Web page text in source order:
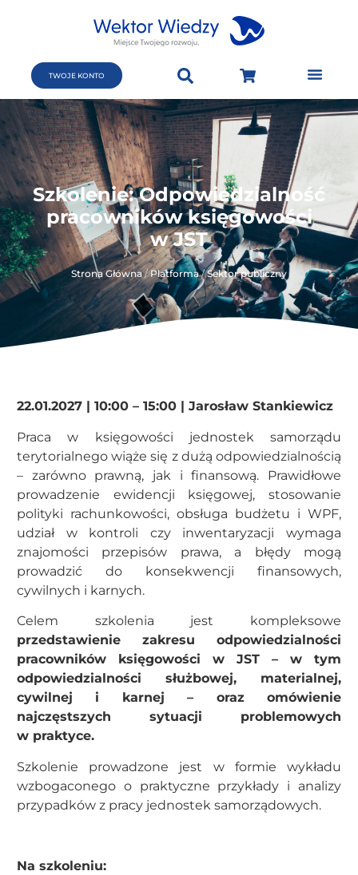
TWOJE KONTO
Szkolenie: Odpowiedzialność
pracowników księgowości
w JST
Strona Główna/Platforma/Sektor publiczny
22.01.2027 | 10:00 – 15:00 | Jarosław Stankiewicz
Praca w księgowości jednostek samorządu
terytorialnego wiąże się z dużą odpowiedzialnością
– zarówno prawną, jak i finansową. Prawidłowe
prowadzenie ewidencji księgowej, stosowanie
polityki rachunkowości, obsługa budżetu i WPF,
udział w kontroli czy inwentaryzacji wymaga
znajomości przepisów prawa, a błędy mogą
prowadzić do konsekwencji finansowych,
cywilnych i karnych.
Celem szkolenia jest kompleksowe
przedstawienie zakresu odpowiedzialności
pracowników księgowości w JST – w tym
odpowiedzialności służbowej, materialnej,
cywilnej i karnej – oraz omówienie
najczęstszych sytuacji problemowych
w praktyce.
Szkolenie prowadzone jest w formie wykładu
wzbogaconego o praktyczne przykłady i analizy
przypadków z pracy jednostek samorządowych.
Na szkoleniu: